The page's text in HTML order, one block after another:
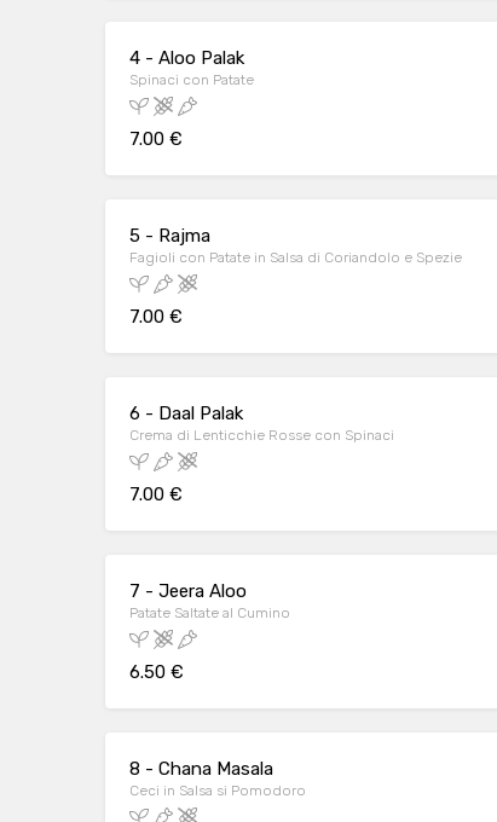
4 - Aloo Palak
Spinaci con Patate
7.00 €
5 - Rajma
Fagioli con Patate in Salsa di Coriandolo e Spezie
7.00 €
6 - Daal Palak
Crema di Lenticchie Rosse con Spinaci
7.00 €
7 - Jeera Aloo
Patate Saltate al Cumino
6.50 €
8 - Chana Masala
Ceci in Salsa si Pomodoro